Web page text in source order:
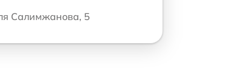
Салимжанова, 5